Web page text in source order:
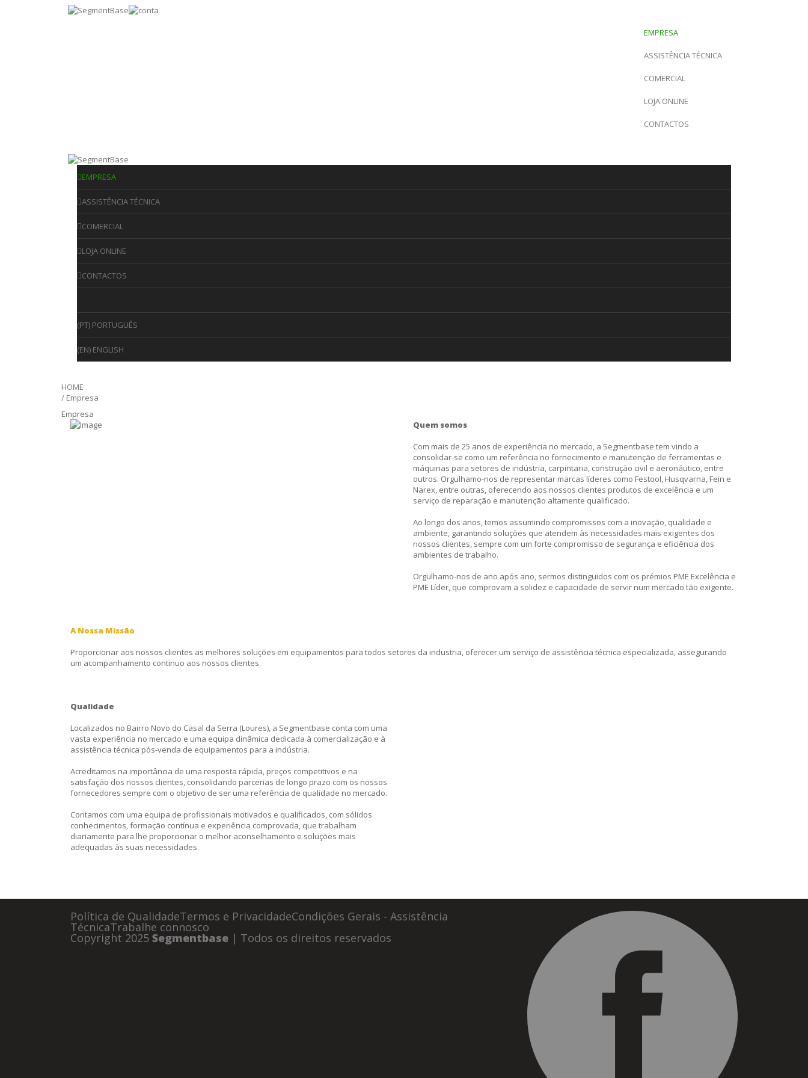
EMPRESA
ASSISTÊNCIA TÉCNICA
COMERCIAL
LOJA ONLINE
CONTACTOS
EMPRESA
ASSISTÊNCIA TÉCNICA
COMERCIAL
LOJA ONLINE
CONTACTOS
(PT) PORTUGUÊS
(EN) ENGLISH
HOME
/ Empresa
Empresa
Quem somos
Com mais de 25 anos de experiência no mercado, a Segmentbase tem vindo a
consolidar-se como um referência no fornecimento e manutenção de ferramentas e
máquinas para setores de indústria, carpintaria, construção civil e aeronáutico, entre
outros. Orgulhamo-nos de representar marcas líderes como Festool, Husqvarna, Fein e
Narex, entre outras, oferecendo aos nossos clientes produtos de excelência e um
serviço de reparação e manutenção altamente qualificado.
Ao longo dos anos, temos assumindo compromissos com a inovação, qualidade e
ambiente, garantindo soluções que atendem às necessidades mais exigentes dos
nossos clientes, sempre com um forte compromisso de segurança e eficiência dos
ambientes de trabalho.
Orgulhamo-nos de ano após ano, sermos distinguidos com os prémios PME Excelência e
PME Líder, que comprovam a solidez e capacidade de servir num mercado tão exigente.
A Nossa Missão
Proporcionar aos nossos clientes as melhores soluções em equipamentos para todos setores da industria, oferecer um serviço de assistência técnica especializada, assegurando
um acompanhamento continuo aos nossos clientes.
Qualidade
Localizados no Bairro Novo do Casal da Serra (Loures), a Segmentbase conta com uma
vasta experiência no mercado e uma equipa dinâmica dedicada à comercialização e à
assistência técnica pós-venda de equipamentos para a indústria.
Acreditamos na importância de uma resposta rápida, preços competitivos e na
satisfação dos nossos clientes, consolidando parcerias de longo prazo com os nossos
fornecedores sempre com o objetivo de ser uma referência de qualidade no mercado.
Contamos com uma equipa de profissionais motivados e qualificados, com sólidos
conhecimentos, formação contínua e experiência comprovada, que trabalham
diariamente para lhe proporcionar o melhor aconselhamento e soluções mais
adequadas às suas necessidades.
Política de QualidadeTermos e PrivacidadeCondições Gerais - Assistência
TécnicaTrabalhe connosco
Copyright 2025 Segmentbase | Todos os direitos reservados